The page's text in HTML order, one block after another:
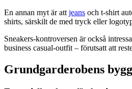
En annan myt är att jeans och t-shirt
shirts, särskilt de med tryck eller
Sneakers-kontroversen är också
business casual-outfit – förutsatt att
Grundgarderobens